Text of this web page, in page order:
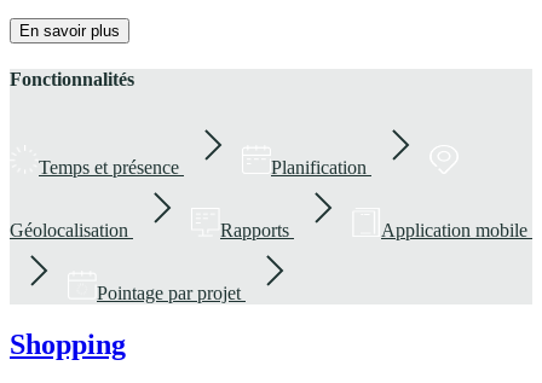
En savoir plus
Fonctionnalités
Temps et présence Planification
Géolocalisation Rapports Application mobile
Pointage par projet
Shopping